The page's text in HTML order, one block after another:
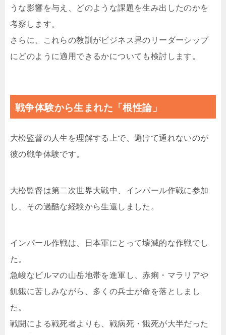
うな影響を与え、どのような課題を生み出したのかを
考察します。
さらに、これらの教訓がビジネス界のリーダーシップ
にどのように適用できるかについても検討します。
戦争体験から生まれた「根性論」
大松監督の人生を理解する上で、避けて通れないのが
彼の戦争体験です。
大松監督は第二次世界大戦中、インパール作戦に参加
し、その過酷な経験から生還しました。
インパール作戦は、日本軍にとって壊滅的な作戦でし
た。
急峻なビルマの山岳地帯を進軍し、赤痢・マラリアや
飢餓に苦しみながら、多くの兵士が命を落としまし
た。
戦闘による戦死者よりも、戦病死・餓死が大半だった